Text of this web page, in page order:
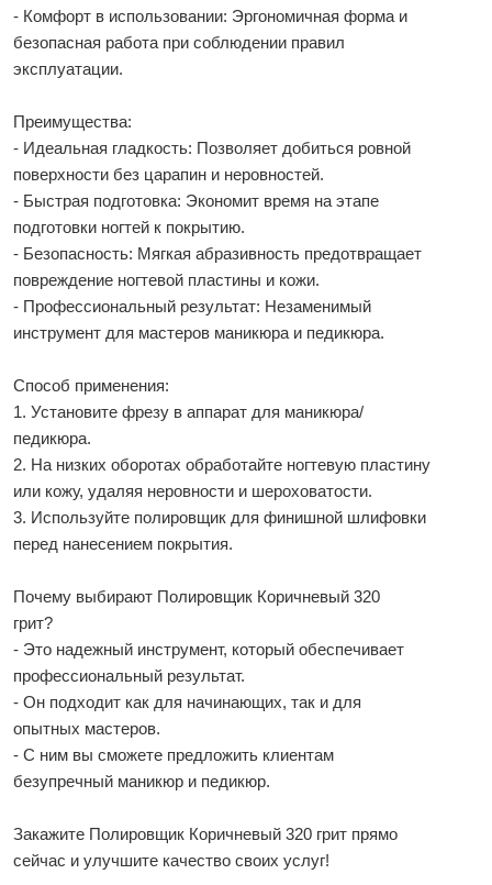
- Комфорт в использовании: Эргономичная форма и
безопасная работа при соблюдении правил
эксплуатации.
Преимущества:
- Идеальная гладкость: Позволяет добиться ровной
поверхности без царапин и неровностей.
- Быстрая подготовка: Экономит время на этапе
подготовки ногтей к покрытию.
- Безопасность: Мягкая абразивность предотвращает
повреждение ногтевой пластины и кожи.
- Профессиональный результат: Незаменимый
инструмент для мастеров маникюра и педикюра.
Способ применения:
1. Установите фрезу в аппарат для маникюра/
педикюра.
2. На низких оборотах обработайте ногтевую пластину
или кожу, удаляя неровности и шероховатости.
3. Используйте полировщик для финишной шлифовки
перед нанесением покрытия.
Почему выбирают Полировщик Коричневый 320
грит?
- Это надежный инструмент, который обеспечивает
профессиональный результат.
- Он подходит как для начинающих, так и для
опытных мастеров.
- С ним вы сможете предложить клиентам
безупречный маникюр и педикюр.
Закажите Полировщик Коричневый 320 грит прямо
сейчас и улучшите качество своих услуг!